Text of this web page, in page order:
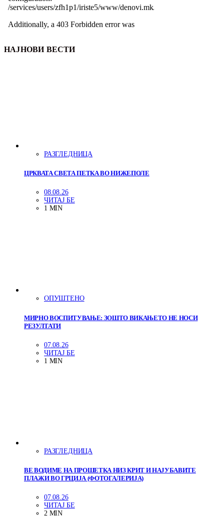
НАЈНОВИ ВЕСТИ
РАЗГЛЕДНИЦА
ЦРКВАТА СВЕТА ПЕТКА ВО НИЖЕПОЛЕ
08.08.26
ЧИТАЈ БЕ
1 MIN
ОПУШТЕНО
МИРНО ВОСПИТУВАЊЕ: ЗОШТО ВИКАЊЕТО НЕ НОСИ
РЕЗУЛТАТИ
07.08.26
ЧИТАЈ БЕ
1 MIN
РАЗГЛЕДНИЦА
ВЕ ВОДИМЕ НА ПРОШЕТКА НИЗ КРИТ И НАЈУБАВИТЕ
ПЛАЖИ ВО ГРЦИЈА (ФОТОГАЛЕРИЈА)
07.08.26
ЧИТАЈ БЕ
2 MIN